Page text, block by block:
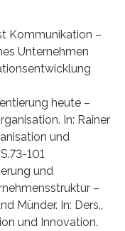
Kommunikation –
Unternehmen
heute –
In: Rainer
und
101
und
–
Münder. In: Ders.,
und Innovation.